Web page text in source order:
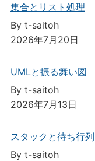
集合とリスト処理
By t-saitoh
2026年7月20日
UMLと振る舞い図
By t-saitoh
2026年7月13日
スタックと待ち行列
By t-saitoh